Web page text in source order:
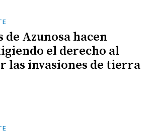
de Azunosa hacen
el derecho al
las invasiones de tierra